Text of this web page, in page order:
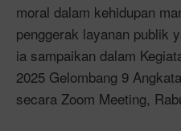
moral dalam kehidupan
penggerak layanan publik
ia sampaikan dalam
2025 Gelombang 9
secara Zoom Meeting,